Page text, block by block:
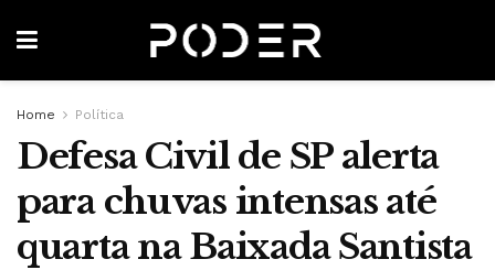
Home Política
Defesa Civil de SP alerta
para chuvas intensas até
quarta na Baixada Santista